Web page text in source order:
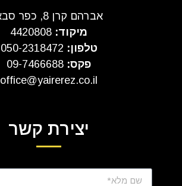
אברהם קרן 8, כפר סבא
מיקוד:
טלפון:
פקס: 09-7466688
office@yairerez.co.il
יצירת קשר